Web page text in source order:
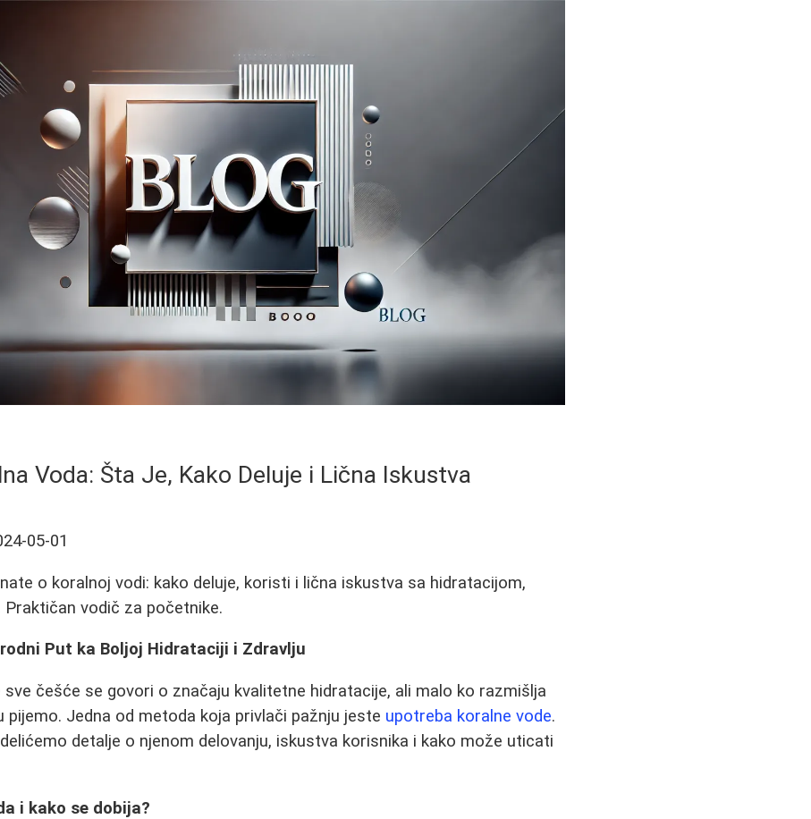
Voda: Šta Je, Kako Deluje i Lična Iskustva
05-01
o koralnoj vodi: kako deluje, koristi i lična iskustva sa hidratacijom,
vodič za početnike.
Put ka Boljoj Hidrataciji i Zdravlju
sve češće se govori o značaju kvalitetne hidratacije, ali malo ko razmišlja
pijemo. Jedna od metoda koja privlači pažnju jeste upotreba koralne vode.
detalje o njenom delovanju, iskustva korisnika i kako može uticati
i kako se dobija?